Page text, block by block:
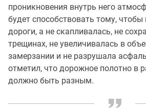
проникновения внутрь него
будет способствовать тому, чтобы
дороги, а не скапливалась, не
трещинах, не увеличивалась в
замерзании и не разрушала
отметил, что дорожное полотно в
должно быть разным.